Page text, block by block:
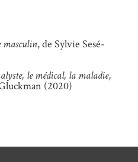
masculin, de Sylvie Sesé-
le médical, la maladie,
(2020)